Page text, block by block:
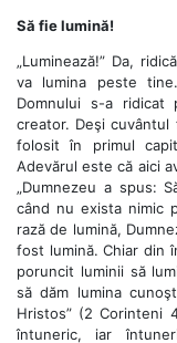
Să fie lumină!
„Luminează!” Da,
va lumina peste
Domnului s-a
creator. Deşi
folosit în primul
Adevărul este că aici
„Dumnezeu a spus:
când nu exista nimic
rază de lumină,
fost lumină. Chiar din
poruncit luminii să
să dăm lumina
Hristos” (2 Corinteni
întuneric, iar